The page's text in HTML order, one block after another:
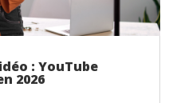
: YouTube
2026